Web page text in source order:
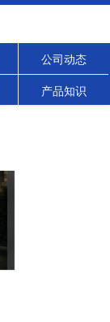
公司动态
产品知识